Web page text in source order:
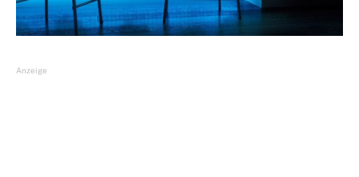
Anzeige